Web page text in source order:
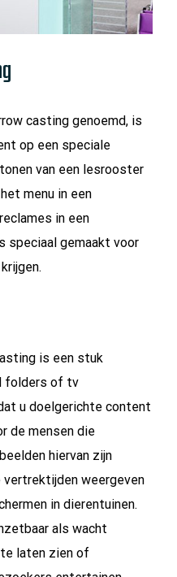
casting genoemd, is
op een speciale
van een lesrooster
menu in een
in een
speciaal gemaakt voor
is een stuk
folders of tv
u doelgerichte content
de mensen die
hiervan zijn
weergeven
in dierentuinen.
als wacht
laten zien of